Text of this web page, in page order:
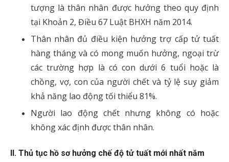
tượng là thân nhân được hưởng theo quy định
tại Khoản 2, Điều 67 Luật BHXH năm 2014.
Thân nhân đủ điều kiện hưởng trợ cấp tử tuất
hàng tháng và có mong muốn hưởng, ngoại trừ
các trường hợp là có con dưới 6 tuổi hoặc là
chồng, vợ, con của người chết và tỷ lệ suy giảm
khả năng lao động tối thiểu 81%.
Người lao động chết nhưng không có hoặc
không xác định được thân nhân.
II. Thủ tục hồ sơ hưởng chế độ tử tuất mới nhất năm